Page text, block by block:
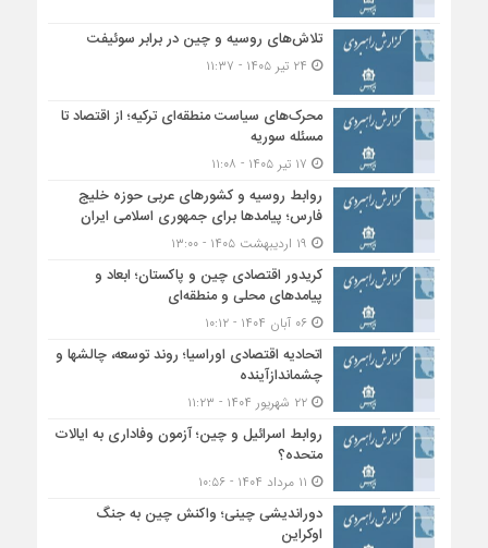
تلاش‌های روسیه و چین در برابر سوئیفت
محرک‌های سیاست منطقه‌‎ای ترکیه؛ از اقتصاد تا
مسئله سوریه
روابط روسیه و کشورهای عربی حوزه خلیج
فارس؛ پیامدها برای جمهوری اسلامی ایران
کریدور اقتصادی چین و پاکستان؛ ابعاد و
پیامدهای محلی و منطقه‌ای
۰۶ آبان ۱۴۰۴ - ۱۰:۱۲
اتحادیه اقتصادی اوراسیا؛ روند توسعه، چالشها و
چشماندازآینده
۲۲ شهریور ۱۴۰۴ - ۱۱:۲۳
روابط اسرائیل و چین؛ آزمون وفاداری به ایالات
متحده؟
دوراندیشی چینی؛ واکنش چین به جنگ
اوکراین